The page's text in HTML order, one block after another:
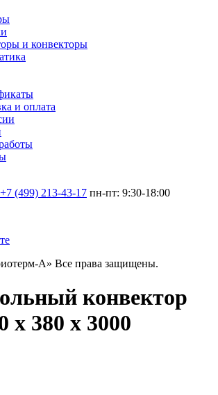
и конвекторы
и оплата
+7 (499) 213-43-17 пн-пт: 9:30-18:00
А» Все права защищены.
конвектор
х 380 х 3000